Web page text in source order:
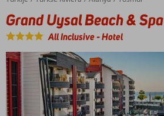
Inclusive
ook
Grand Uysal Beach & Spa
All Inclusive-Hotel